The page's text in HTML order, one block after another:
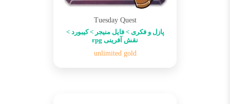
Tuesday Quest
پازل و فکری > فایل منیجر > کیبورد >
نقش آفرینی rpg
unlimited gold